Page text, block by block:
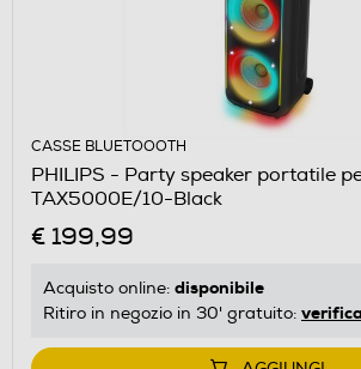
CASSE BLUETOOOTH
PHILIPS - Party speaker portatile
TAX5000E/10-Black
€ 199,99
Acquisto online: disponibile
Ritiro in negozio in 30' gratuito: verifica